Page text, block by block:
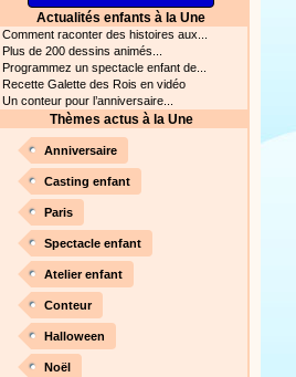
Actualités enfants à la Une
Comment raconter des histoires aux...
Plus de 200 dessins animés...
Programmez un spectacle enfant de...
Recette Galette des Rois en vidéo
Un conteur pour l’anniversaire...
Thèmes actus à la Une
Anniversaire
Casting enfant
Paris
Spectacle enfant
Atelier enfant
Conteur
Halloween
Noël